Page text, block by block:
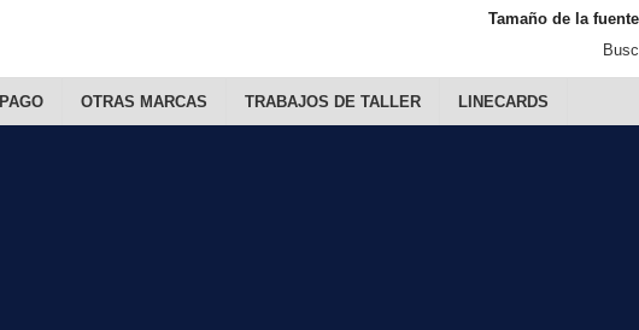
OTRAS MARCAS TRABAJOS DE TALLER LINECARDS
Tamaño de la fuente